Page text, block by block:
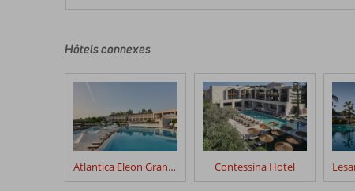
écrits
nos
leur
séjour
Mirage
Hôtels connexes
Atlantica Eleon Grand Resort Contessina Hotel